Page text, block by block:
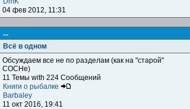
04 фев 2012, 11:31
...
Всё в одном
Обсуждаем все не по разделам (как на "старой"
СОСНе)
11 Темы with 224 Сообщений
Книги о рыбалке
Barbaley
11 окт 2016, 19:41